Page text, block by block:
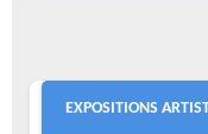
EXPOSITIONS